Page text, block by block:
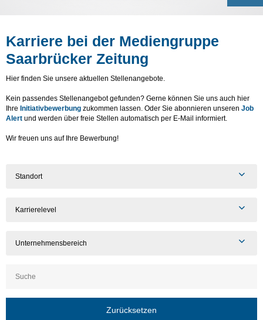
Karriere bei der Mediengruppe
Saarbrücker Zeitung
Hier finden Sie unsere aktuellen Stellenangebote.
Kein passendes Stellenangebot gefunden? Gerne können Sie uns auch hier
Ihre Initiativbewerbung zukommen lassen. Oder Sie abonnieren unseren Job
Alert und werden über freie Stellen automatisch per E-Mail informiert.
Wir freuen uns auf Ihre Bewerbung!
Standort
Karrierelevel
Unternehmensbereich
Zurücksetzen